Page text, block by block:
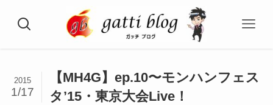
【MH4G】ep.10〜モンハンフェス
タ’15・東京大会Live！
2015
1/17